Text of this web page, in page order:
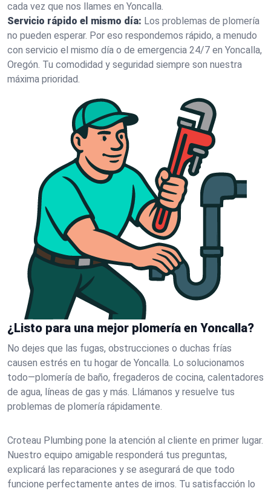
cada vez que nos llames en Yoncalla.
Servicio rápido el mismo día: Los problemas de plomería
no pueden esperar. Por eso respondemos rápido, a menudo
con servicio el mismo día o de emergencia 24/7 en Yoncalla,
Oregón. Tu comodidad y seguridad siempre son nuestra
máxima prioridad.
¿Listo para una mejor plomería en Yoncalla?
No dejes que las fugas, obstrucciones o duchas frías
causen estrés en tu hogar de Yoncalla. Lo solucionamos
todo—plomería de baño, fregaderos de cocina, calentadores
de agua, líneas de gas y más. Llámanos y resuelve tus
problemas de plomería rápidamente.
Croteau Plumbing pone la atención al cliente en primer lugar.
Nuestro equipo amigable responderá tus preguntas,
explicará las reparaciones y se asegurará de que todo
funcione perfectamente antes de irnos. Tu satisfacción lo